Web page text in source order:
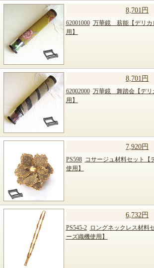
8,701円
62001000 万華鏡 薪能【デリカ
用】
8,701円
62002000 万華鏡 舞踏会【デリ
用】
7,920円
PS598 コサージュ材料セット【
使用】
6,732円
PS545-2
ロングネックレス材料
ーズ織機使用】